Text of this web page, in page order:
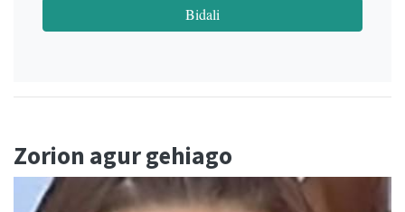
Bidali
Zorion agur gehiago